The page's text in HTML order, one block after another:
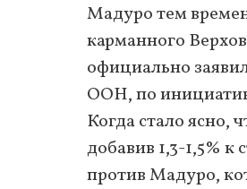
Мадуро тем
карманного
официально
ООН, по
Когда стало ясно,
добавив 1,3-1,5%
против Мадуро,